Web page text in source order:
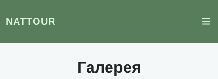
NATTOUR
Галерея